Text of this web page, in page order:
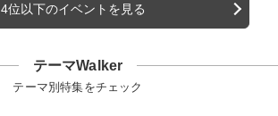
4位以下のイベントを見る
テーマWalker
テーマ別特集をチェック